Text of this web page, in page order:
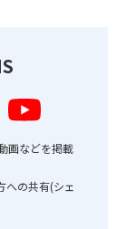
画などを掲載
への共有(シェ